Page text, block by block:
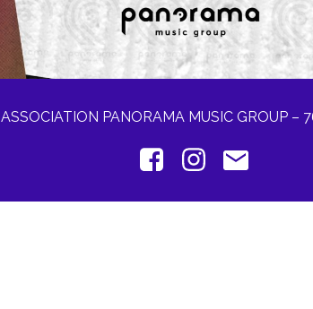
ASSOCIATION PANORAMA MUSIC GROUP –